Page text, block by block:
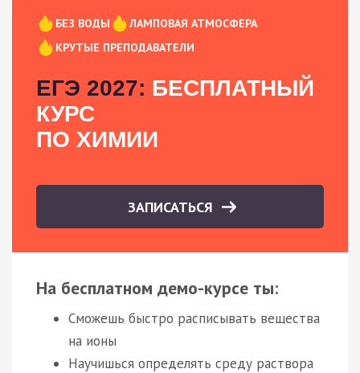
БЕЗ ВОДЫ
ЛАМПОВАЯ АТМОСФЕРА
КРУТЫЕ ПРЕПОДАВАТЕЛИ
ЕГЭ 2027: БЕСПЛАТНЫЙ
КУРС
ПО ХИМИИ
ЗАПИСАТЬСЯ
На бесплатном демо-курсе ты:
Сможешь быстро расписывать вещества
на ионы
Научишься определять среду раствора